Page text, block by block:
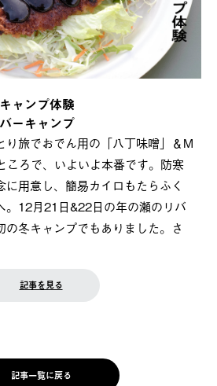
ャンプ体験
ーキャンプ
り旅でおでん用の「八丁味噌」＆M
ころで、いよいよ本番です。防寒
用意し、簡易カイロもたらふく
。12月21日&22日の年の瀬のリバ
の冬キャンプでもありました。さ
記事を見る
記事一覧に戻る